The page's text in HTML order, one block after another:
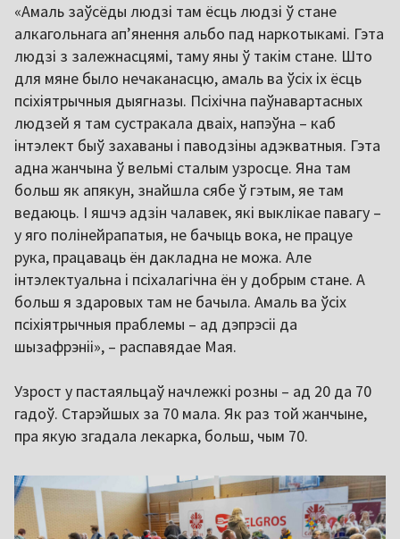
«Амаль заўсёды людзі там ёсць людзі ў стане
алкагольнага ап’янення альбо пад наркотыкамі. Гэта
людзі з залежнасцямі, таму яны ў такім стане. Што
для мяне было нечаканасцю, амаль ва ўсіх іх ёсць
псіхіятрычныя дыягназы. Псіхічна паўнавартасных
людзей я там сустракала дваіх, напэўна – каб
інтэлект быў захаваны і паводзіны адэкватныя. Гэта
адна жанчына ў вельмі сталым узросце. Яна там
больш як апякун, знайшла сябе ў гэтым, яе там
ведаюць. І яшчэ адзін чалавек, які выклікае павагу –
у яго полінейрапатыя, не бачыць вока, не працуе
рука, працаваць ён дакладна не можа. Але
інтэлектуальна і псіхалагічна ён у добрым стане. А
больш я здаровых там не бачыла. Амаль ва ўсіх
псіхіятрычныя праблемы – ад дэпрэсіі да
шызафрэніі», – распавядае Мая.
Узрост у пастаяльцаў начлежкі розны – ад 20 да 70
гадоў. Старэйшых за 70 мала. Як раз той жанчыне,
пра якую згадала лекарка, больш, чым 70.